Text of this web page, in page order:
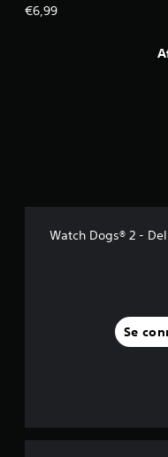
€6,99
Watch Dogs® 2 -
Se